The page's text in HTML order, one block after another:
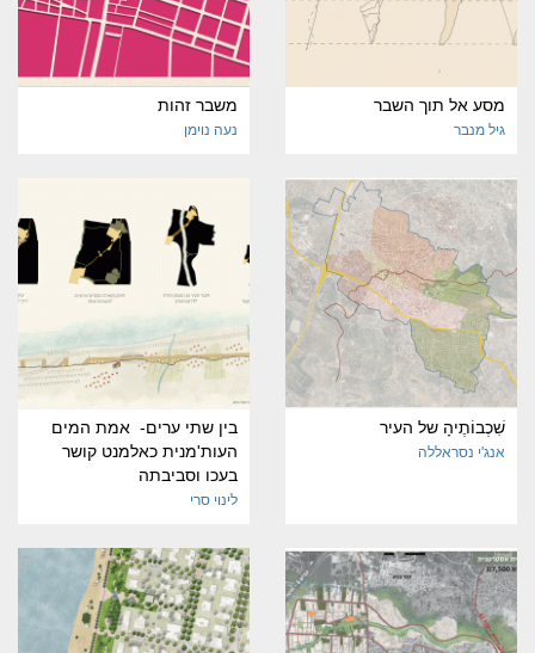
מסע אל תוך השבר
גיל מנבר
משבר זהות
נעה נוימן
שִׁכְבוֹתֶיהָ של העיר
אנג'י נסראללה
בין שתי ערים- אמת המים
העות'מנית כאלמנט קושר
בעכו וסביבתה
לינוי סרי